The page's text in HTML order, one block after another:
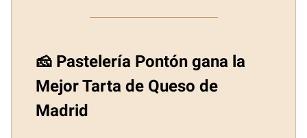
🧀 Pastelería Pontón gana la
Mejor Tarta de Queso de
Madrid